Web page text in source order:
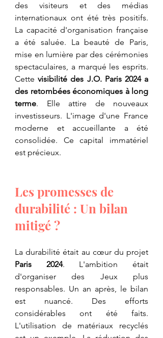
des visiteurs et des médias
internationaux ont été très positifs.
La capacité d'organisation française
a été saluée. La beauté de Paris,
mise en lumière par des cérémonies
spectaculaires, a marqué les esprits.
Cette visibilité des J.O. Paris 2024 a
des retombées économiques à long
terme. Elle attire de nouveaux
investisseurs. L'image d'une France
moderne et accueillante a été
consolidée. Ce capital immatériel
est précieux.
Les promesses de
durabilité : Un bilan
mitigé ?
Paris 2024. L'ambition était
d'organiser des Jeux plus
responsables. Un an après, le bilan
est nuancé. Des efforts
considérables ont été faits.
L'utilisation de matériaux recyclés